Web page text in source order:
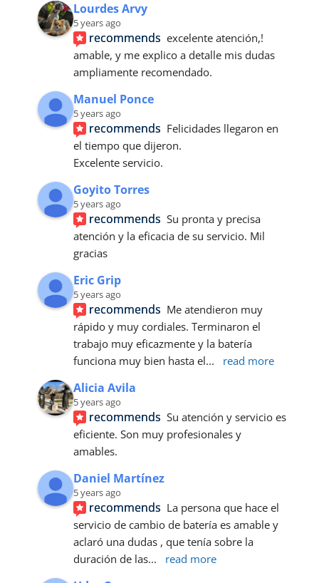
Lourdes Arvy
5 years ago
recommends excelente atención,!
amable, y me explico a detalle mis dudas
ampliamente recomendado.
Manuel Ponce
5 years ago
recommends Felicidades llegaron en
el tiempo que dijeron.
Excelente servicio.
Goyito Torres
5 years ago
recommends Su pronta y precisa
atención y la eficacia de su servicio. Mil
gracias
Eric Grip
5 years ago
recommends Me atendieron muy
rápido y muy cordiales. Terminaron el
trabajo muy eficazmente y la batería
funciona muy bien hasta el... read more
Alicia Avila
5 years ago
recommends Su atención y servicio es
eficiente. Son muy profesionales y
amables.
Daniel Martínez
5 years ago
recommends La persona que hace el
servicio de cambio de batería es amable y
aclaró una dudas , que tenía sobre la
duración de las... read more